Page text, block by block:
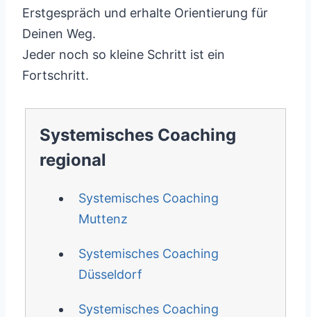
Erstgespräch und erhalte Orientierung für
Deinen Weg.
Jeder noch so kleine Schritt ist ein
Fortschritt.
Systemisches Coaching
regional
Systemisches Coaching
Muttenz
Systemisches Coaching
Düsseldorf
Systemisches Coaching